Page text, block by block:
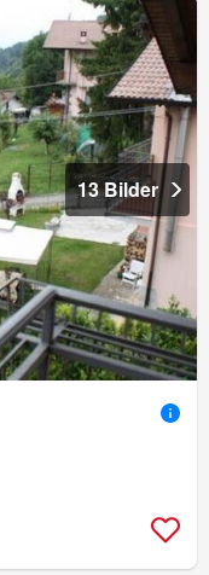
13 Bilder